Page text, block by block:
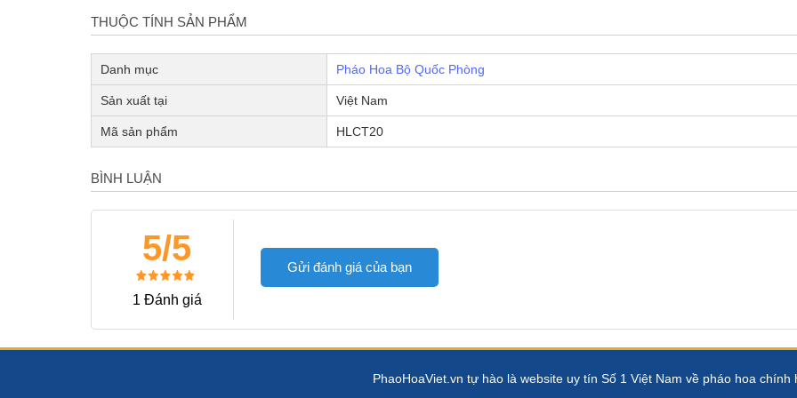
THUỘC TÍNH SẢN PHẨM
Danh mục Pháo Hoa Bộ Quốc Phòng
Sản xuất tại Việt Nam
Mã sản phẩm HLCT20
BÌNH LUẬN
5/5
1 Đánh giá
Gửi đánh giá của bạn
PhaoHoaViet.vn tự hào là website uy tín Số 1 Việt Nam về pháo hoa chính